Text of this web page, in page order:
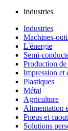
Industries
Industries
Machines-
L'énergie
Semi-
Production
Impression et
Plastiques
Métal
Agriculture
Alimentation
Pneus et
Solutions